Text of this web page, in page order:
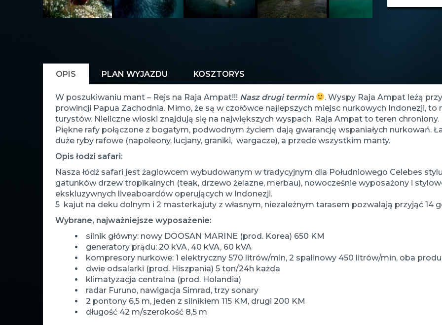
OPIS PLAN WYJAZDU KOSZTORYS
W poszukiwaniu mant – Rejs na Raja Ampat!!! Nasz drugi termin
. Wyspy Raja Ampat leżą
prowincji Papua Zachodnia. Mimo, że są w czołówce najlepszych miejsc nurkowych Indonezji,
turystów. Nieliczne wioski znajdują się na największych wyspach. Raja Ampat to teren chroniony.
Piękne rafy połączone z bogatym, podwodnym życiem dają gwarancję wspaniałych nurkowań.
duże ryby rafowe (napoleony, lucjany, graniki, wargacze), a przede wszystkim manty.
Opis łodzi safari:
Nasza łódź safari jest żaglowcem wybudowanym w tradycyjnym dla Południowego Celebes
gatunków drzew tropikalnych (teak, drzewo żelazne, merbau), nowocześnie wyposażony i
ekskluzywnych liveaboardów operujących w Indonezji.
5 kajut na deku dolnym i 2 masterkajuty z własnym, niezależnym tarasem pozwalają przyjąć 14
Wybrane, najważniejsze wyposażenie:
silnik główny: nowy DOOSAN MARINE (prod. Korea) 650 KM
generatory prądu: 20 kVA, 40 kVA, 60 kVA
kompresory nurkowe: 1 elektryczny 570 litrów/min, 2 spalinowy 450 litrów/min, oba
dwie odsalarki (prod. Hiszpania) 5 ton/24h każda
klimatyzacja centralna (prod. Holandia)
radar Furuno, nawigacja Simrad, trzy sonary
2 pontony 6,5 m, jeden z silnikiem 115 KM, drugi 200 KM
długość 42 m/szerokość 8,5 m